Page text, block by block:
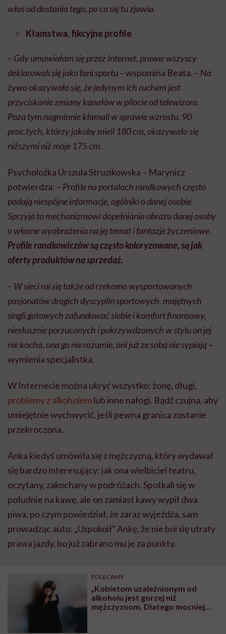
włos od dostania tego, po co się tu zjawia.
Kłamstwa, fikcyjne profile
– Gdy umawiałam się przez Internet, prawie wszyscy
deklarowali się jako fani sportu– wspomina Beata. – Na
żywo okazywało się, że jedynym ich ruchem jest
przyciskanie zmiany kanałów w pilocie od telewizora.
Poza tym nagminnie kłamali w sprawie wzrostu. 90
proc.tych, którzy jakoby mieli 180 cm, okazywało się
niższymi niż moje 175 cm.
Psycholożka Urszula Struzikowska – Marynicz
potwierdza: – Profile na portalach randkowych często
podają niespójne informacje, ogólniki o danej osobie.
Sprzyja to mechanizmowi dopełniania obrazu danej osoby
o własne wyobrażenia na jej temat i fantazje życzeniowe.
Profile randkowiczów są często koloryzowane, są jak
oferty produktów na sprzedaż.
– W sieci roi się także od rzekomo wysportowanych
pasjonatów drogich dyscyplin sportowych, majętnych
singli gotowych zafundować siebie i komfort finansowy,
niesłusznie porzuconych i pokrzywdzonych w stylu on jej
nie kocha, ona go nie rozumie, oni już ze sobą nie sypiają–
wymienia specjalistka.
W Internecie można ukryć wszystko: żonę, długi,
problemy z alkoholem lub inne nałogi. Bądź czujna, aby
umiejętnie wychwycić, jeśli pewna granica zostanie
przekroczona.
Anka kiedyś umówiła się z mężczyzną, który wydawał
się bardzo interesujący: jak ona wielbiciel teatru,
oczytany, zakochany w podróżach. Spotkali się w
południe na kawę, ale on zamiast kawy wypił dwa
piwa, po czym powiedział, że zaraz wyjeżdża, sam
prowadząc auto. „Uspokoił” Ankę, że nie boi się utraty
prawa jazdy, bo już zabrano mu je za punkty.
POLECAMY
„Kobietom uzależnionym od
alkoholu jest gorzej niż
mężczyznom. Dlatego mocniej